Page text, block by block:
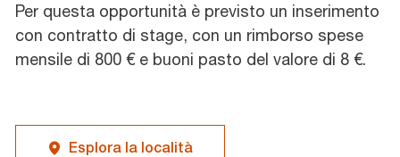
Per questa opportunità è previsto un inserimento
con contratto di stage, con un rimborso spese
mensile di 800 € e buoni pasto del valore di 8 €.
Esplora la località